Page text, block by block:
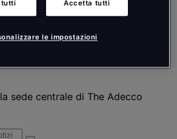
sede centrale di The Adecco
tutti Accetta tutti
le impostazioni